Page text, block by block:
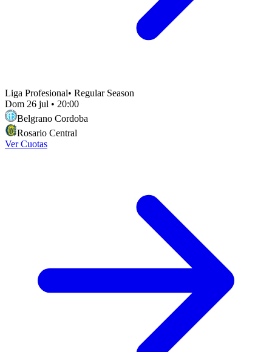
Liga Profesional• Regular Season
Dom 26 jul • 20:00
Belgrano Cordoba
Rosario Central
Ver Cuotas